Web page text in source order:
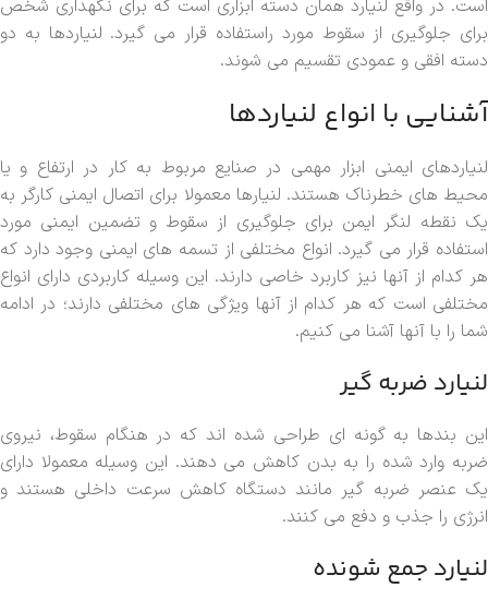
است. در واقع لنیارد همان دسته ابزاری است که برای نگهداری شخص
برای جلوگیری از سقوط مورد راستفاده قرار می گیرد. لنیاردها به دو
دسته افقی و عمودی تقسیم می شوند.
آشنایی با انواع لنیاردها
لنیاردهای ایمنی ابزار مهمی در صنایع مربوط به کار در ارتفاع و یا
محیط های خطرناک هستند. لنیارها معمولا برای اتصال ایمنی کارگر به
یک نقطه لنگر ایمن برای جلوگیری از سقوط و تضمین ایمنی مورد
استفاده قرار می گیرد. انواع مختلفی از تسمه های ایمنی وجود دارد که
هر کدام از آنها نیز کاربرد خاصی دارند. این وسیله کاربردی دارای انواع
مختلفی است که هر کدام از آنها ویژگی های مختلفی دارند؛ در ادامه
شما را با آنها آشنا می کنیم.
لنیارد ضربه گیر
این بندها به گونه ای طراحی شده اند که در هنگام سقوط، نیروی
ضربه وارد شده را به بدن کاهش می دهند. این وسیله معمولا دارای
یک عنصر ضربه گیر مانند دستگاه کاهش سرعت داخلی هستند و
انرژی را جذب و دفع می کنند.
لنیارد جمع شونده